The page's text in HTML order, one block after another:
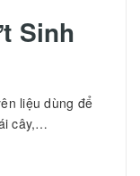
Sinh
liệu dùng để
cây,…